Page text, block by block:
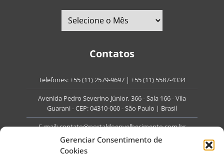
Gerenciar Consentimento de
Cookies
Contatos
Telefones:+55 (11) 2579-9697 | +55 (11) 5587-4334
Avenida Pedro Severino Júnior, 366 - Sala 166 - Vila
Guarani - CEP: 04310-060 - São Paulo | Brasil
E-mail:contato@portaldoenvelhecimento.com.br
Website:portaldoenvelhecimento.com.br